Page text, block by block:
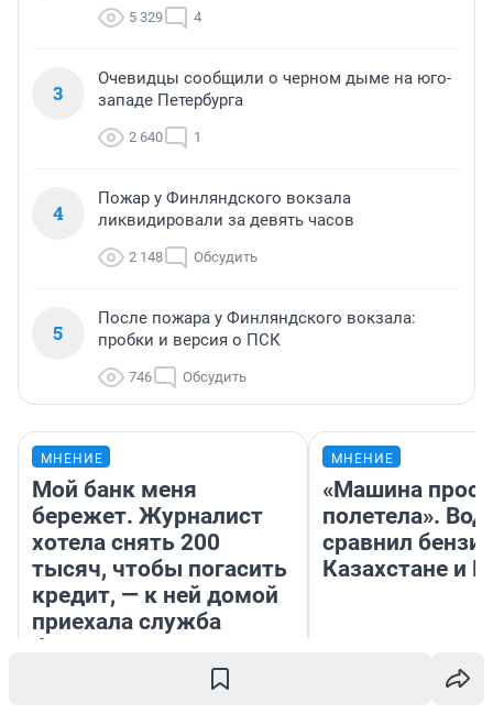
5 329 4
3
Очевидцы сообщили о черном дыме на юго-
западе Петербурга
2 640 1
4
Пожар у Финляндского вокзала
ликвидировали за девять часов
2 148 Обсудить
5
После пожара у Финляндского вокзала:
пробки и версия о ПСК
746 Обсудить
МНЕНИЕ
Мой банк меня
бережет. Журналист
хотела снять 200
тысяч, чтобы погасить
кредит, — к ней домой
приехала служба
безопасности
МНЕНИЕ
«Машина
полетела».
сравнил
Казахстане и